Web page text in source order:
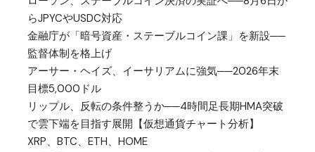
らJPYCやUSDC対応
金融庁が「暗号資産・ステーブルコイン課」を新設──
監督体制を格上げ
アーサー・ヘイズ、イーサリアムに強気──2026年末
目標5,000ドル
リップル、反転の条件整うか──4時間足長期HMA突破
で雲下端を目指す展開【仮想通貨チャート分析】
XRP、BTC、ETH、HOME